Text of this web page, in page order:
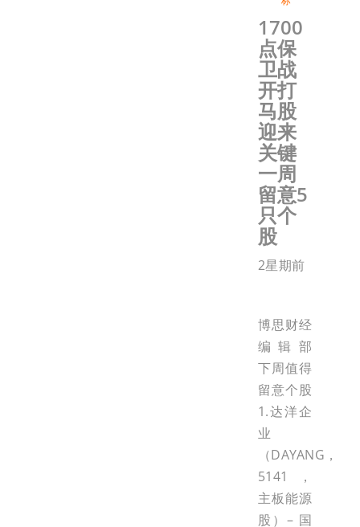
1700
点保
卫战
开打
马股
迎来
关键
一周
留意5
只个
股
2星期前
博思财经
编辑部
下周值得
留意个股
1.达洋企
业
（DAYANG，
5141，
主板能源
股）– 国